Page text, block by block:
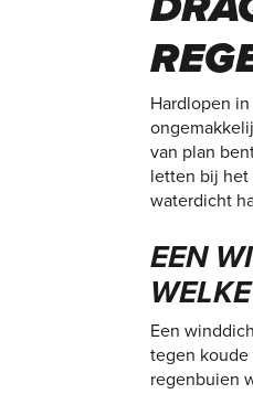
Hardlopen
van plan
letten bij het
waterdicht
EEN
Een
tegen koude
regenbuien